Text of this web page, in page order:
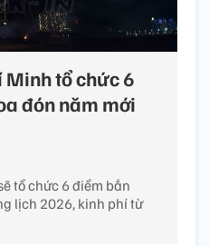
Minh tổ chức 6
đón năm mới
tổ chức 6 điểm bắn
lịch 2026, kinh phí từ